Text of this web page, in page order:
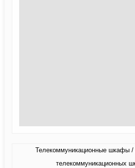
Телекоммуникационные шкафы
телекоммуникационных